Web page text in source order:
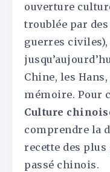
ouverture
troublée par
guerres
Chine, les
mémoire. Pour
Culture
comprendre la
recette des plus
passé chinois.